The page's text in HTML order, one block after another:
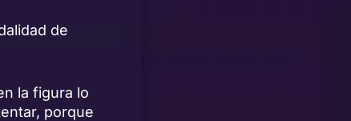
de
la figura lo
porque